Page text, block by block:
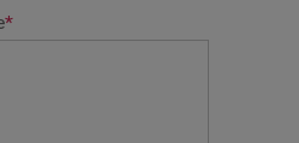
*